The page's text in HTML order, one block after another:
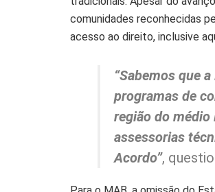
comunidades reconhecidas
acesso ao direito, inclusive
“Sabemos que
programas de
região do médio
assessorias
Acordo”,